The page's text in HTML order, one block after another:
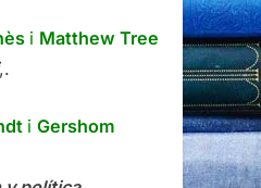
i Matthew Tree
,.
i Gershom